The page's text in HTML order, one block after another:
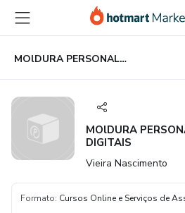
para
conteúdo
principal
para
pagamento
para
rodapé
MOlDURA PERSONALIZADA - CONVITES DIGITAIS
MOlDURA
DIGITAIS
Vieira Nascimento
Formato: Cursos Online e Serviços de